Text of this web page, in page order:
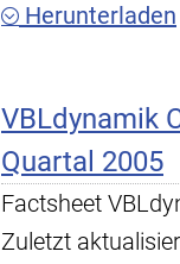
Herunterladen
VBLdynamik
Quartal 2005
Factsheet
Zuletzt